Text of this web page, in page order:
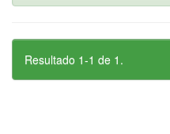
Resultado 1-1 de 1.